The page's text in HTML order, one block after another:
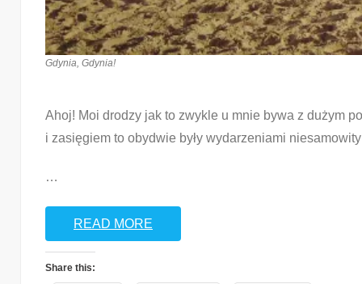
Gdynia, Gdynia!
Ahoj! Moi drodzy jak to zwykle u mnie bywa z dużym
i zasięgiem to obydwie były wydarzeniami
…
READ MORE
Share this: